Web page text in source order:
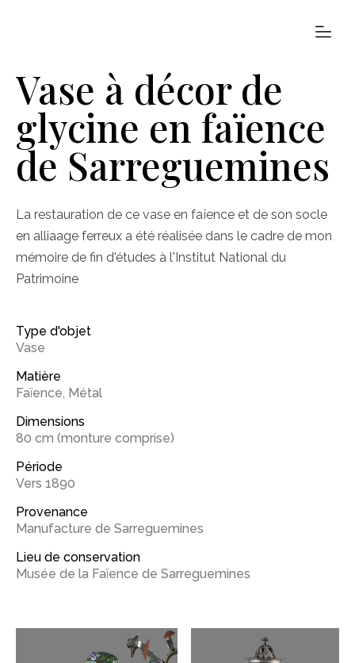
Vase à décor de
glycine en faïence
de Sarreguemines
La restauration de ce vase en faïence et de son socle
en alliaage ferreux a été réalisée dans le cadre de mon
mémoire de fin d'études à l'Institut National du
Patrimoine
Type d'objet
Vase
Matière
Faïence, Métal
Dimensions
80 cm (monture comprise)
Période
Vers 1890
Provenance
Manufacture de Sarreguemines
Lieu de conservation
Musée de la Faïence de Sarreguemines